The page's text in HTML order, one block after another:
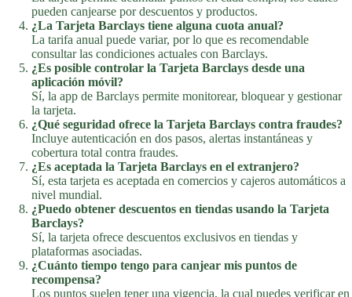
pueden canjearse por descuentos y productos.
¿La Tarjeta Barclays tiene alguna cuota anual?
La tarifa anual puede variar, por lo que es recomendable
consultar las condiciones actuales con Barclays.
¿Es posible controlar la Tarjeta Barclays desde una
aplicación móvil?
Sí, la app de Barclays permite monitorear, bloquear y gestionar
la tarjeta.
¿Qué seguridad ofrece la Tarjeta Barclays contra fraudes?
Incluye autenticación en dos pasos, alertas instantáneas y
cobertura total contra fraudes.
¿Es aceptada la Tarjeta Barclays en el extranjero?
Sí, esta tarjeta es aceptada en comercios y cajeros automáticos a
nivel mundial.
¿Puedo obtener descuentos en tiendas usando la Tarjeta
Barclays?
Sí, la tarjeta ofrece descuentos exclusivos en tiendas y
plataformas asociadas.
¿Cuánto tiempo tengo para canjear mis puntos de
recompensa?
Los puntos suelen tener una vigencia, la cual puedes verificar en